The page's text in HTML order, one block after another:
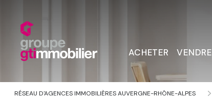
ACHETER VENDRE
RÉSEAU D'AGENCES IMMOBILIÈRES AUVERGNE-RHÔNE-ALPES